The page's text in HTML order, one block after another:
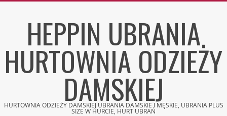
HEPPIN UBRANIA
HURTOWNIA ODZIEŻY
DAMSKIEJ
HURTOWNIA ODZIEŻY DAMSKIEJ UBRANIA DAMSKIE I MĘSKIE, UBRANIA PLUS
SIZE W HURCIE, HURT UBRAŃ